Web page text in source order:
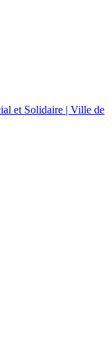
et Solidaire | Ville de